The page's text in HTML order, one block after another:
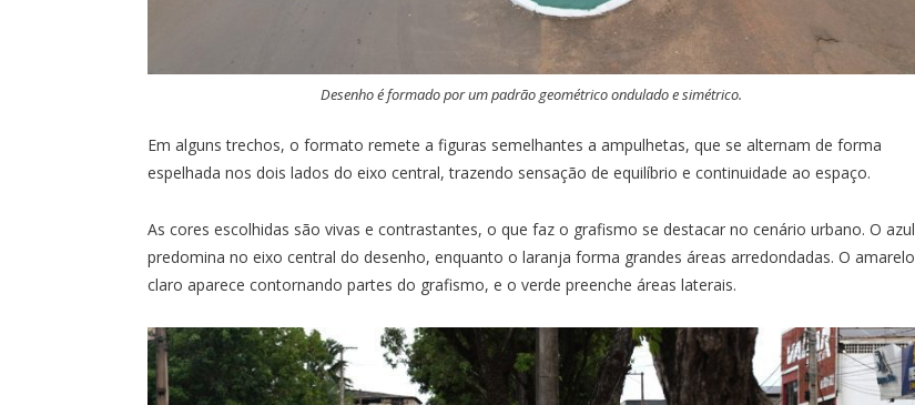
Desenho é formado por um padrão geométrico ondulado e simétrico.
Em alguns trechos, o formato remete a figuras semelhantes a ampulhetas, que se alternam de forma
espelhada nos dois lados do eixo central, trazendo sensação de equilíbrio e continuidade ao espaço.
As cores escolhidas são vivas e contrastantes, o que faz o grafismo se destacar no cenário urbano. O azul
predomina no eixo central do desenho, enquanto o laranja forma grandes áreas arredondadas. O amarelo
claro aparece contornando partes do grafismo, e o verde preenche áreas laterais.